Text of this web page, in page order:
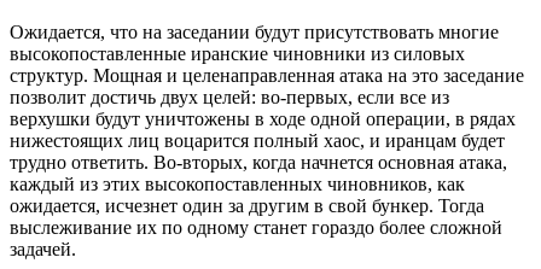
Ожидается, что на заседании будут присутствовать многие
высокопоставленные иранские чиновники из силовых
структур. Мощная и целенаправленная атака на это заседание
позволит достичь двух целей: во-первых, если все из
верхушки будут уничтожены в ходе одной операции, в рядах
нижестоящих лиц воцарится полный хаос, и иранцам будет
трудно ответить. Во-вторых, когда начнется основная атака,
каждый из этих высокопоставленных чиновников, как
ожидается, исчезнет один за другим в свой бункер. Тогда
выслеживание их по одному станет гораздо более сложной
задачей.